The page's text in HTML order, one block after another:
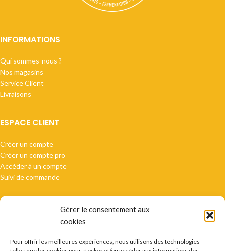
Gérer le consentement aux
cookies
Pour offrir les meilleures expériences, nous utilisons des technologies
INFORMATIONS
Qui sommes-nous ?
Nos magasins
Service Client
Livraisons
ESPACE CLIENT
Créer un compte
Créer un compte pro
Accèder à un compte
Suivi de commande